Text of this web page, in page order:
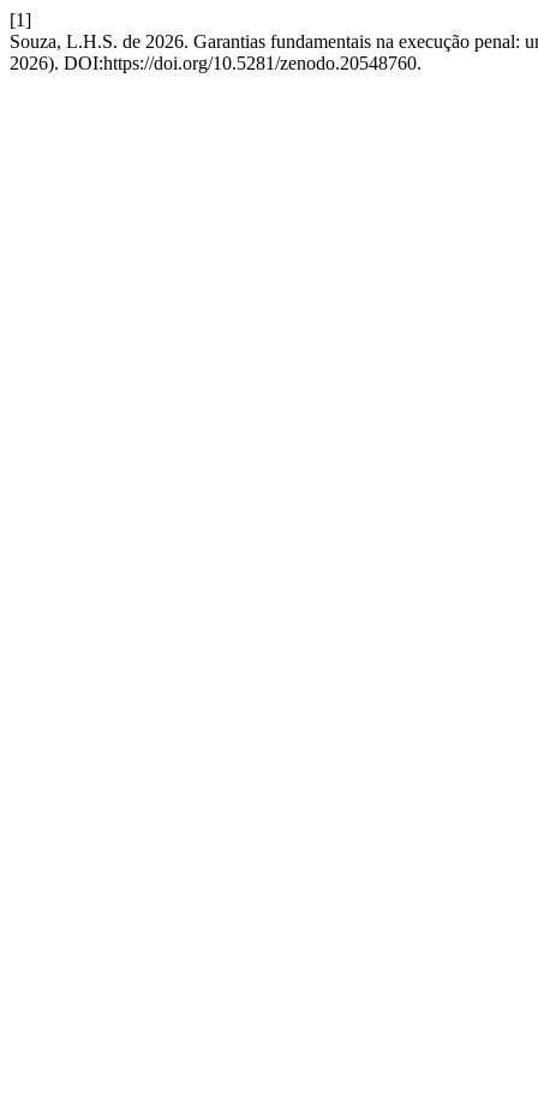
[1]
Souza, L.H.S. de 2026. Garantias fundamentais na execução penal:
2026). DOI:https://doi.org/10.5281/zenodo.20548760.